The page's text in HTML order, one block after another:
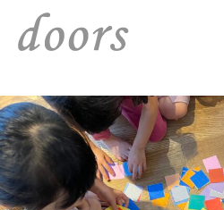
キ
ッ
プ